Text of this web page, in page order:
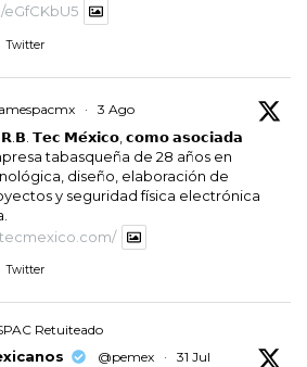
Twitter
· 3 Ago
𝗥.𝗕. 𝗧𝗲𝗰 𝗠𝗲́𝘅𝗶𝗰𝗼, 𝗰𝗼𝗺𝗼 𝗮𝘀𝗼𝗰𝗶𝗮𝗱𝗮
tabasqueña de 28 años en
diseño, elaboración de
y seguridad física electrónica
Twitter
Retuiteado
@pemex · 31 Jul